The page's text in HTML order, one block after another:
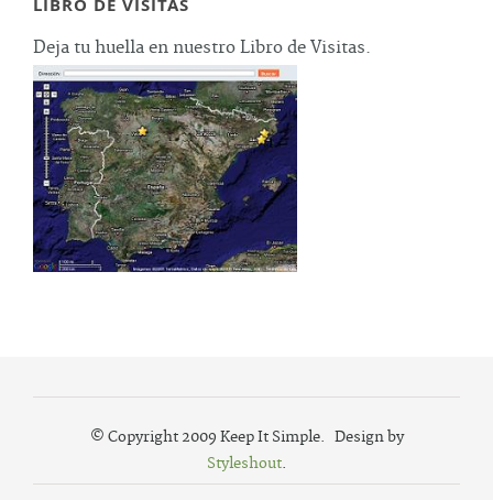
LIBRO DE VISITAS
Deja tu huella en nuestro Libro de Visitas.
© Copyright 2009 Keep It Simple. Design by
Styleshout.